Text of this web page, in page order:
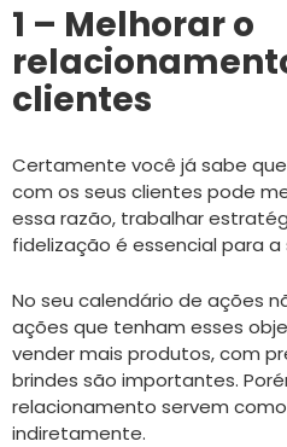
1 – Melhorar o
clientes
Certamente você já sabe
com os seus clientes pode
essa razão, trabalhar
fidelização é essencial para a
No seu calendário de ações
ações que tenham esses
vender mais produtos, com
brindes são importantes.
relacionamento servem
indiretamente.